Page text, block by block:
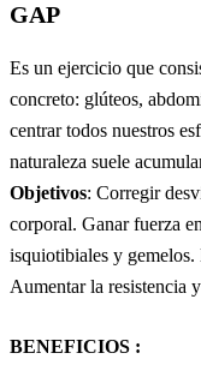
GAP
Es un ejercicio que
concreto: glúteos,
centrar todos nuestros
naturaleza suele
Objetivos: Corregir
corporal. Ganar fuerza
isquiotibiales y
Aumentar la resistencia
BENEFICIOS :